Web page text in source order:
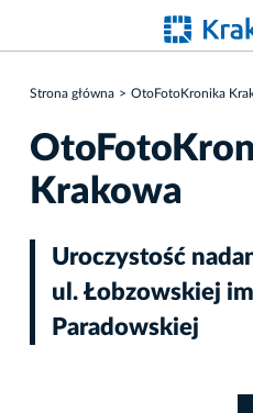
Strona główna OtoFotoKronika
Krakowa
Uroczystość
ul. Łobzowskiej
Paradowskiej